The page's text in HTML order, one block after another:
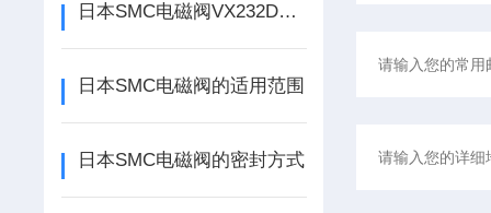
日本SMC电磁阀VX232DA技术资料
日本SMC电磁阀的适用范围
日本SMC电磁阀的密封方式